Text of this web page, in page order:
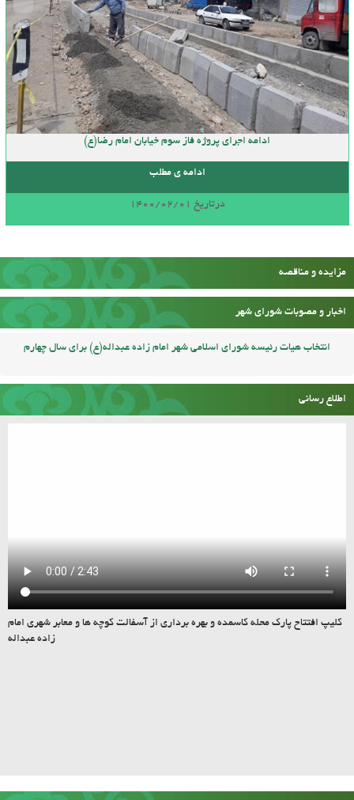
ادامه اجرای پروژه فاز سوم خیابان امام رضا(ع)
ادامه ی مطلب
درتاریخ 1400/02/01
مزایده و مناقصه
اخبار و مصوبات شورای شهر
انتخاب هیات رئیسه شورای اسلامی شهر امام زاده عبداله(ع) برای سال چهارم
اطلاع رسانی
کلیپ افتتاح پارک محله کاسمده و بهره برداری از آسفالت کوچه ها و معابر شهری امام
زاده عبداله